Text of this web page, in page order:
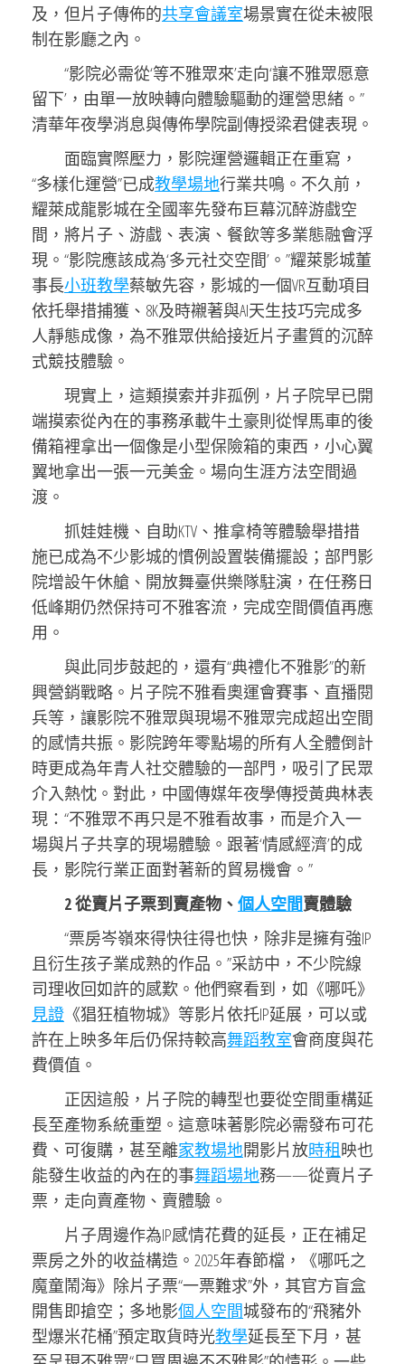
及，但片子傳佈的共享會議室場景實在從未被限
制在影廳之內。
“影院必需從‘等不雅眾來’走向‘讓不雅眾愿意
留下’，由單一放映轉向體驗驅動的運營思緒。”
清華年夜學消息與傳佈學院副傳授梁君健表現。
面臨實際壓力，影院運營邏輯正在重寫，
“多樣化運營”已成教學場地行業共鳴。不久前，
耀萊成龍影城在全國率先發布巨幕沉醉游戲空
間，將片子、游戲、表演、餐飲等多業態融會浮
現。“影院應該成為‘多元社交空間’。”耀萊影城董
事長小班教學蔡敏先容，影城的一個VR互動項目
依托舉措捕獲、8K及時襯著與AI天生技巧完成多
人靜態成像，為不雅眾供給接近片子畫質的沉醉
式競技體驗。
現實上，這類摸索并非孤例，片子院早已開
端摸索從內在的事務承載牛土豪則從悍馬車的後
備箱裡拿出一個像是小型保險箱的東西，小心翼
翼地拿出一張一元美金。場向生涯方法空間過
渡。
抓娃娃機、自助KTV、推拿椅等體驗舉措措
施已成為不少影城的慣例設置裝備擺設；部門影
院增設午休艙、開放舞臺供樂隊駐演，在任務日
低峰期仍然保持可不雅客流，完成空間價值再應
用。
與此同步鼓起的，還有“典禮化不雅影”的新
興營銷戰略。片子院不雅看奧運會賽事、直播閱
兵等，讓影院不雅眾與現場不雅眾完成超出空間
的感情共振。影院跨年零點場的所有人全體倒計
時更成為年青人社交體驗的一部門，吸引了民眾
介入熱忱。對此，中國傳媒年夜學傳授黃典林表
現：“不雅眾不再只是不雅看故事，而是介入一
場與片子共享的現場體驗。跟著‘情感經濟’的成
長，影院行業正面對著新的貿易機會。”
2 從賣片子票到賣產物、 個人空間賣體驗
“票房岑嶺來得快往得也快，除非是擁有強IP
且衍生孩子業成熟的作品。”采訪中，不少院線
司理收回如許的感歎。他們察看到，如《哪吒》
見證 《猖狂植物城》等影片依托IP延展，可以或
許在上映多年后仍保持較高舞蹈教室會商度與花
費價值。
正因這般，片子院的轉型也要從空間重構延
長至產物系統重塑。這意味著影院必需發布可花
費、可復購，甚至離家教場地開影片放時租映也
能發生收益的內在的事舞蹈場地務——從賣片子
票，走向賣產物、賣體驗。
片子周邊作為IP感情花費的延長，正在補足
票房之外的收益構造。2025年春節檔，《哪吒之
魔童鬧海》除片子票“一票難求”外，其官方盲盒
開售即搶空；多地影個人空間城發布的“飛豬外
型爆米花桶”預定取貨時光教學延長至下月，甚